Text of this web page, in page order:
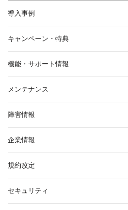
導入事例
キャンペーン・特典
機能・サポート情報
メンテナンス
障害情報
企業情報
規約改定
セキュリティ